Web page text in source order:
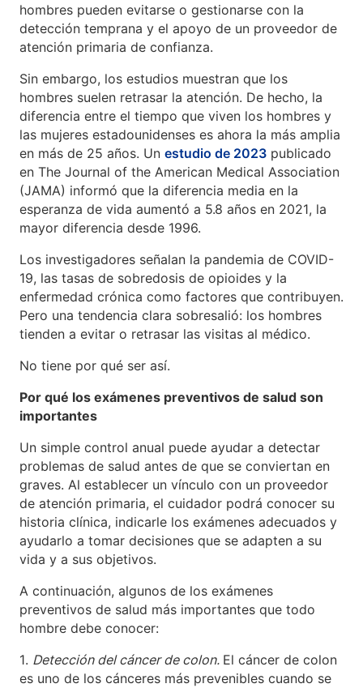
hombres pueden evitarse o gestionarse con la
detección temprana y el apoyo de un proveedor de
atención primaria de confianza.
Sin embargo, los estudios muestran que los
hombres suelen retrasar la atención. De hecho, la
diferencia entre el tiempo que viven los hombres y
las mujeres estadounidenses es ahora la más amplia
en más de 25 años. Un estudio de 2023 publicado
en The Journal of the American Medical Association
(JAMA) informó que la diferencia media en la
esperanza de vida aumentó a 5.8 años en 2021, la
mayor diferencia desde 1996.
Los investigadores señalan la pandemia de COVID-
19, las tasas de sobredosis de opioides y la
enfermedad crónica como factores que contribuyen.
Pero una tendencia clara sobresalió: los hombres
tienden a evitar o retrasar las visitas al médico.
No tiene por qué ser así.
Por qué los exámenes preventivos de salud son
importantes
Un simple control anual puede ayudar a detectar
problemas de salud antes de que se conviertan en
graves. Al establecer un vínculo con un proveedor
de atención primaria, el cuidador podrá conocer su
historia clínica, indicarle los exámenes adecuados y
ayudarlo a tomar decisiones que se adapten a su
vida y a sus objetivos.
A continuación, algunos de los exámenes
preventivos de salud más importantes que todo
hombre debe conocer:
1. Detección del cáncer de colon. El cáncer de colon
es uno de los cánceres más prevenibles cuando se